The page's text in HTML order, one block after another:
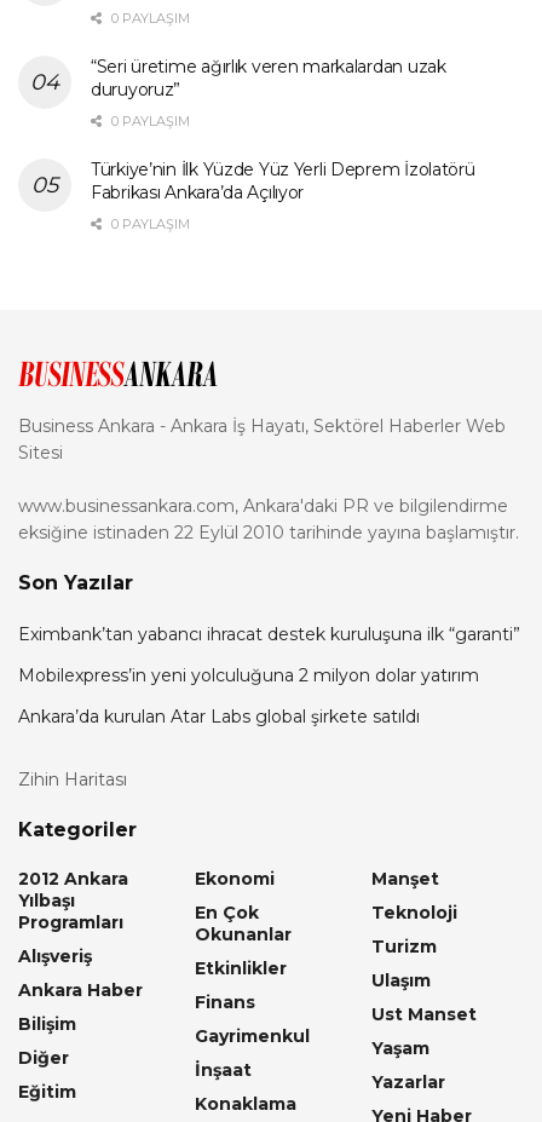
0 PAYLAŞIM
“Seri üretime ağırlık veren markalardan uzak
duruyoruz”
0 PAYLAŞIM
Türkiye’nin İlk Yüzde Yüz Yerli Deprem İzolatörü
Fabrikası Ankara’da Açılıyor
0 PAYLAŞIM
Business Ankara - Ankara İş Hayatı, Sektörel Haberler Web
Sitesi
www.businessankara.com, Ankara'daki PR ve bilgilendirme
eksiğine istinaden 22 Eylül 2010 tarihinde yayına başlamıştır.
Son Yazılar
Eximbank’tan yabancı ihracat destek kuruluşuna ilk “garanti”
Mobilexpress’in yeni yolculuğuna 2 milyon dolar yatırım
Ankara’da kurulan Atar Labs global şirkete satıldı
Zihin Haritası
Kategoriler
2012 Ankara
Yılbaşı
Programları
Alışveriş
Ankara Haber
Bilişim
Diğer
Eğitim
Ekonomi
En Çok
Okunanlar
Etkinlikler
Finans
Gayrimenkul
İnşaat
Konaklama
Manşet
Teknoloji
Turizm
Ulaşım
Ust Manset
Yaşam
Yazarlar
Yeni Haber